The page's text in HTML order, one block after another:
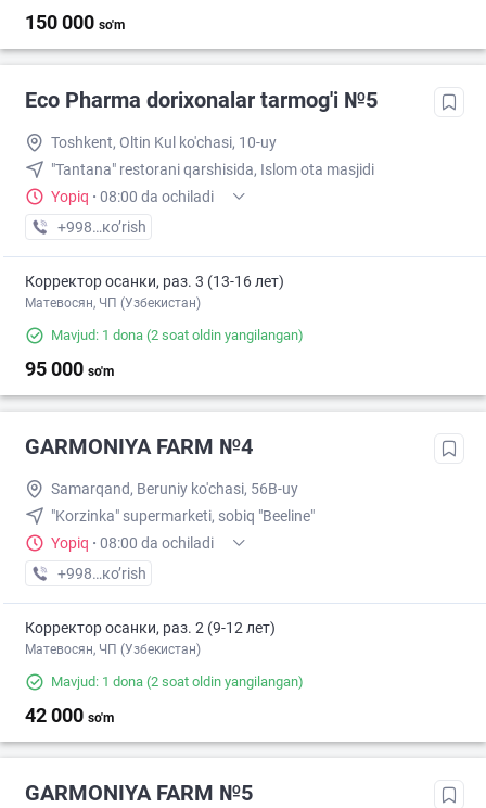
150 000 so'm
Eco Pharma dorixonalar tarmog'i №5
Toshkent, Oltin Kul ko'chasi, 10-uy
"Tantana" restorani qarshisida, Islom ota masjidi
Yopiq · 08:00 da ochiladi
+998 (55) XXX-XX-XX
кo’rish
Корректор осанки, раз. 3 (13-16 лет)
Матевосян, ЧП (Узбекистан)
Mavjud: 1 dona (2 soat oldin yangilangan)
95 000 so'm
GARMONIYA FARM №4
Samarqand, Beruniy ko'chasi, 56B-uy
"Korzinka" supermarketi, sobiq "Beeline"
Yopiq · 08:00 da ochiladi
+998 (95) XXX-XX-XX
кo’rish
Корректор осанки, раз. 2 (9-12 лет)
Матевосян, ЧП (Узбекистан)
Mavjud: 1 dona (2 soat oldin yangilangan)
42 000 so'm
GARMONIYA FARM №5